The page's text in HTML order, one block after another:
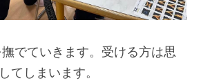
てしまいます。